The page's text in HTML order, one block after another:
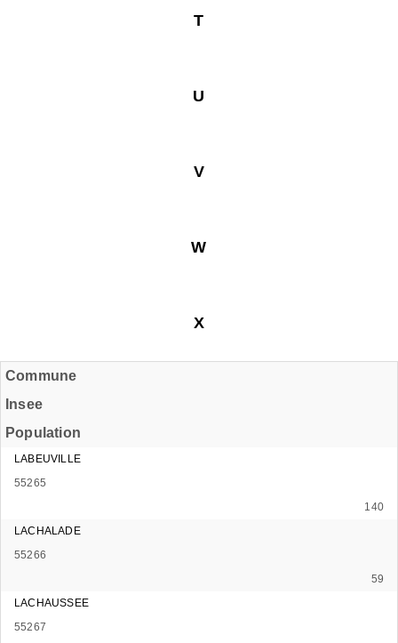
T
U
V
W
X
Commune
Insee
Population
LABEUVILLE
55265
140
LACHALADE
55266
59
LACHAUSSEE
55267